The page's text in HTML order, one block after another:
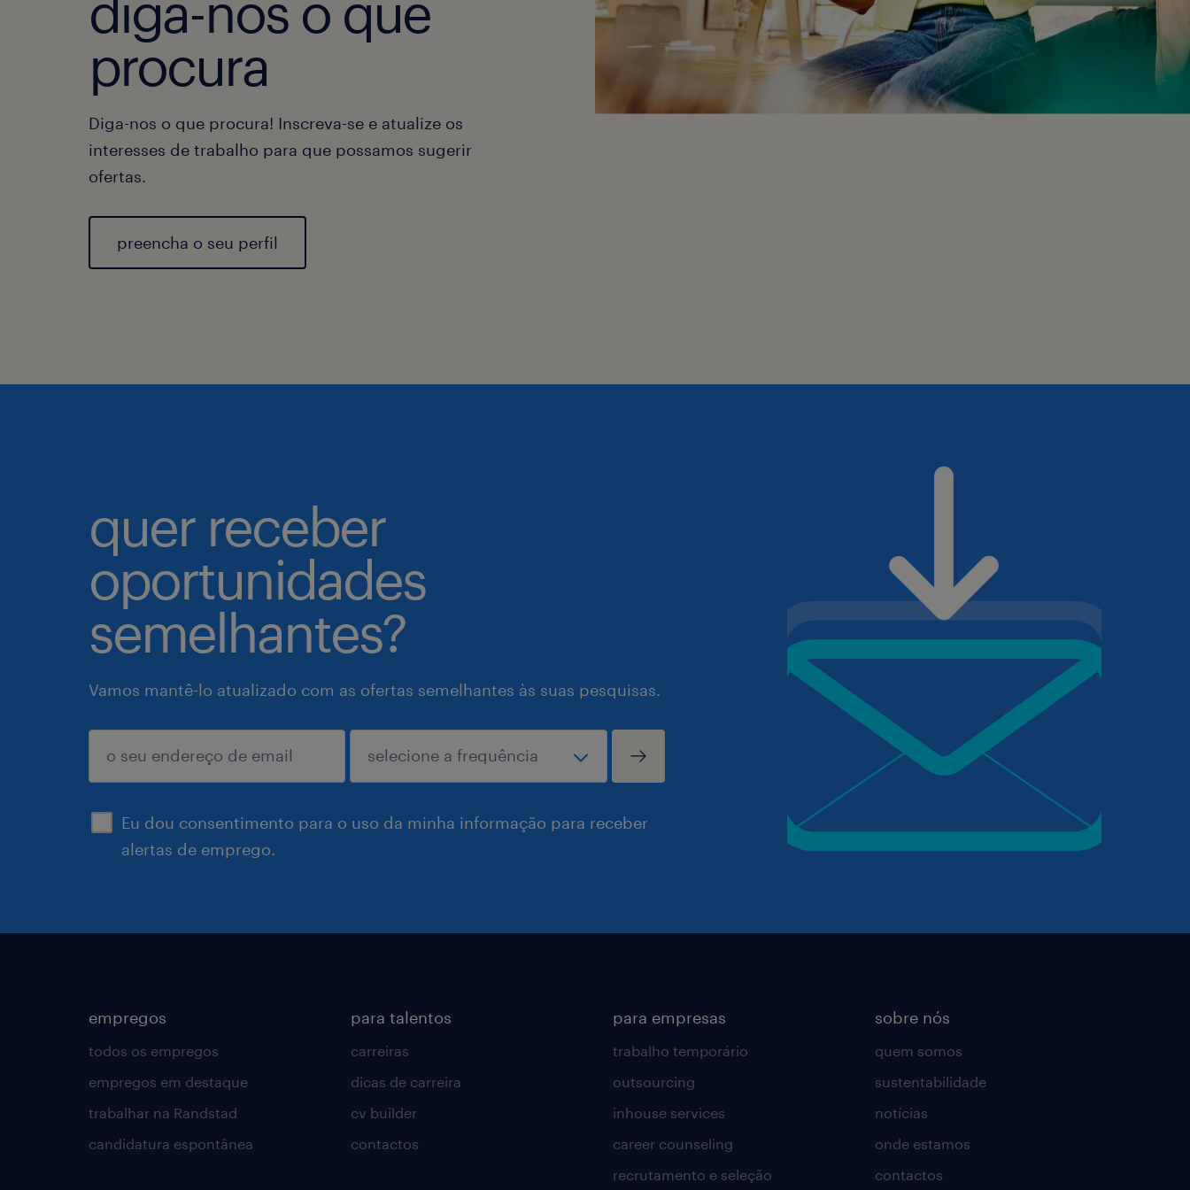
procura
Diga-nos o que procura! Inscreva-se e atualize os
interesses de trabalho para que possamos sugerir
ofertas.
preencha o seu perfil
quer receber
oportunidades
semelhantes?
Vamos mantê-lo atualizado com as ofertas semelhantes às suas pesquisas.
Eu dou consentimento para o uso da minha informação para receber
alertas de emprego.
enviar
empregos
todos os empregos
empregos em destaque
trabalhar na Randstad
candidatura espontânea
para talentos
carreiras
dicas de carreira
cv builder
contactos
para empresas
trabalho temporário
outsourcing
inhouse services
career counseling
recrutamento e seleção
sobre nós
quem somos
sustentabilidade
notícias
onde estamos
contactos